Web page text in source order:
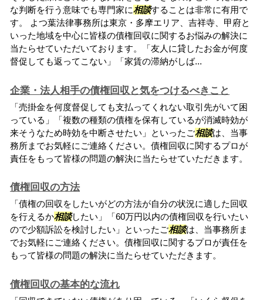
な判断を行う意味でも専門家に相談することは非常に有用で
す。 よつ葉法律事務所は東京・多摩エリア、吉祥寺、甲府と
いった地域を中心に皆様の債権回収に関するお悩みの解決に
当たらせていただいております。「友人に貸したお金が何度
督促しても返ってこない」「家賃の滞納がしば...
企業・法人相手の債権回収と気をつけるべきこと
「売掛金を何度督促しても支払ってくれない取引先がいて困
っている」「複数の種類の債権を保有しているが消滅時効が
来そうなため時効を中断させたい」といったご相談は、当事
務所までお気軽にご連絡ください。債権回収に関するプロが
責任をもって皆様の問題の解決に当たらせていただきます。
債権回収の方法
「債権の回収をしたいがどの方法が自分の状況に適した回収
を行えるか相談したい」「60万円以内の債権回収を行いたい
ので少額訴訟を検討したい」といったご相談は、当事務所ま
でお気軽にご連絡ください。債権回収に関するプロが責任を
もって皆様の問題の解決に当たらせていただきます。
債権回収の基本的な流れ